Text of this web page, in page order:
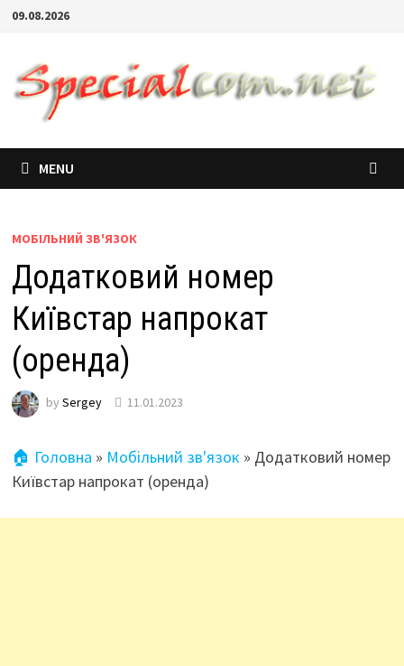
09.08.2026
MENU
МОБІЛЬНИЙ ЗВ'ЯЗОК
Додатковий номер
Київстар напрокат
(оренда)
by Sergey 11.01.2023
🏠 Головна » Мобільний зв'язок » Додатковий номер
Київстар напрокат (оренда)